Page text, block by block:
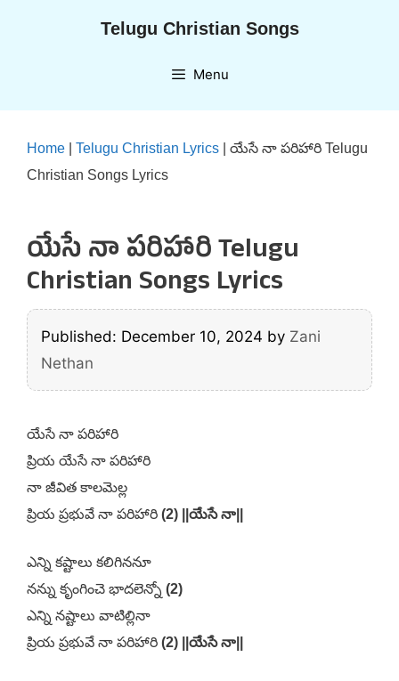
Telugu Christian Songs
Menu
Home Telugu Christian Lyrics
యేసే నా పరిహారి Telugu
Christian Songs Lyrics
యేసే నా పరిహారి Telugu
Christian Songs Lyrics
Published: December 10, 2024 by Zani
Nethan
యేసే నా పరిహారి
ప్రియ యేసే నా పరిహారి
నా జీవిత కాలమెల్ల
ప్రియ ప్రభువే నా పరిహారి (2) ||యేసే నా||
ఎన్ని కష్టాలు కలిగిననూ
నన్ను కృంగించె భాదలెన్నో (2)
ఎన్ని నష్టాలు వాటిల్లినా
ప్రియ ప్రభువే నా పరిహారి (2) ||యేసే నా||